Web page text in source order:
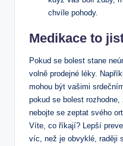
chvíle pohody.
Medikace to
Pokud se bolest stane
volně prodejné léky.
mohou být vašimi
pokud se bolest
nebojte se zeptat svého
Víte, co říkají? Lepší
víc, než je obvyklé, raději